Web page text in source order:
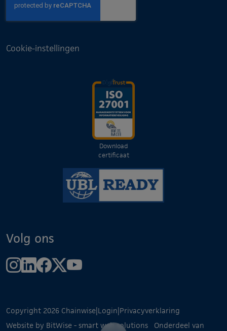
Cookie-instellingen
Download
certificaat
Volg ons
Copyright 2026 Chainwise|Login|Privacyverklaring
Website by BitWise - smart web solutions
Onderdeel van